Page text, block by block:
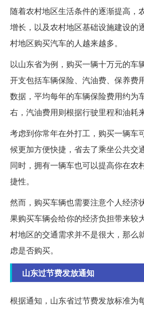
随着农村地区生活条件的逐渐提高，
增长，以及农村地区基础设施建设的
村地区购买汽车的人越来越多。
以山东省为例，购买一辆十万元的车
开支包括车辆保险、汽油费、保养费
数据，平均每年的车辆保险费用约为
右，汽油费用则根据行驶里程和油耗
考虑到你常年在外打工，购买一辆车
候更加方便快捷，省去了乘坐公共交
同时，拥有一辆车也可以提高你在农
捷性。
然而，购买车辆也需要注意个人经济
果购买车辆会给你的经济负担带来较
村地区的交通需求并不是很大，那么
虑是否购买。
山东过节费发放通知
根据通知，山东省过节费发放标准为